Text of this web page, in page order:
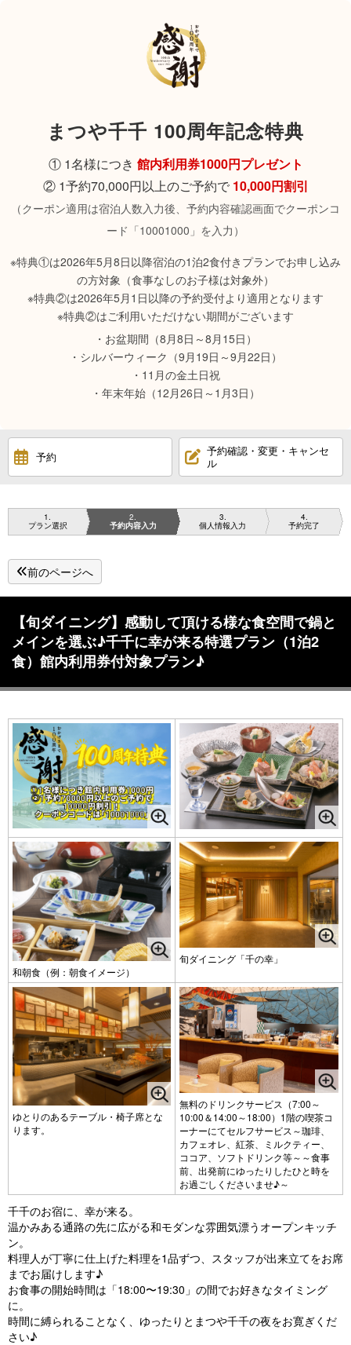
まつや千千 100周年記念特典
① 1名様につき 館内利用券1000円プレゼント
② 1予約70,000円以上のご予約で 10,000円割引
（クーポン適用は宿泊人数入力後、予約内容確認画面でクーポンコ
ード「10001000」を入力）
※特典①は2026年5月8日以降宿泊の1泊2食付きプランでお申し込み
の方対象（食事なしのお子様は対象外）
※特典②は2026年5月1日以降の予約受付より適用となります
※特典②はご利用いただけない期間がございます
・お盆期間（8月8日～8月15日）
・シルバーウィーク（9月19日～9月22日）
・11月の金土日祝
・年末年始（12月26日～1月3日）
予約
予約確認・変更・キャンセ
ル
1
プラン選択
2
予約内容入力
3
個人情報入力
4
予約完了
前のページへ
【旬ダイニング】感動して頂ける様な食空間で鍋と
メインを選ぶ♪千千に幸が来る特選プラン（1泊2
食）館内利用券付対象プラン♪
和朝食（例：朝食イメージ）
旬ダイニング「千の幸」
ゆとりのあるテーブル・椅子席とな
ります。
無料のドリンクサービス（7:00～
10:00＆14:00～18:00）1階の喫茶コ
ーナーにてセルフサービス～珈琲、
カフェオレ、紅茶、ミルクティー、
ココア、ソフトドリンク等～～食事
前、出発前にゆったりしたひと時を
お過ごしくださいませ♪～
千千のお宿に、幸が来る。
温かみある通路の先に広がる和モダンな雰囲気漂うオープンキッチ
ン。
料理人が丁寧に仕上げた料理を1品ずつ、スタッフが出来立てをお席
までお届けします♪
お食事の開始時間は「18:00〜19:30」の間でお好きなタイミング
に。
時間に縛られることなく、ゆったりとまつや千千の夜をお寛ぎくだ
さい♪